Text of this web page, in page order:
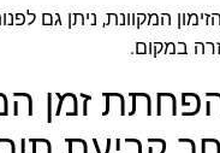
המקוונת, ניתן גם
במקום.
זמן